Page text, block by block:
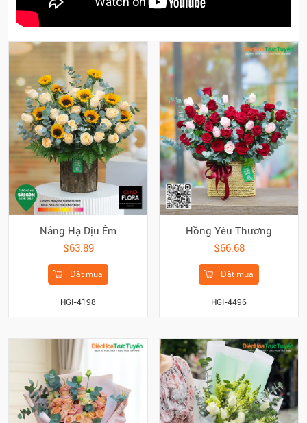
Nắng Hạ Dịu Êm
$63.89
Đặt mua
HGI-4198
Hồng Yêu Thương
$66.68
Đặt mua
HGI-4496